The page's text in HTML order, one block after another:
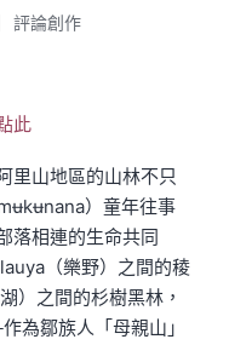
Posted
評論創作
此
里山地區的山林不只
）童年往事
落相連的生命共同
（樂野）之間的稜
）之間的杉樹黑林，
為鄒族人「母親山」